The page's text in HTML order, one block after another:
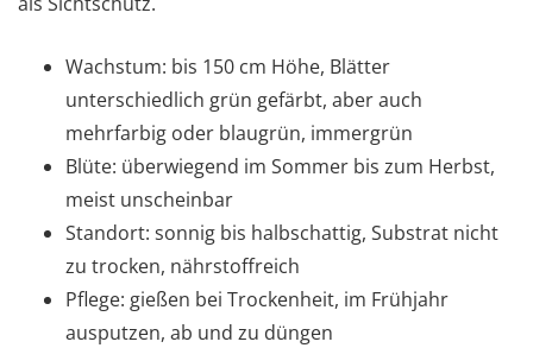
Wachstum: bis 150 cm Höhe, Blätter
unterschiedlich grün gefärbt, aber auch
mehrfarbig oder blaugrün, immergrün
Blüte: überwiegend im Sommer bis zum Herbst,
meist unscheinbar
Standort: sonnig bis halbschattig, Substrat nicht
zu trocken, nährstoffreich
Pflege: gießen bei Trockenheit, im Frühjahr
ausputzen, ab und zu düngen